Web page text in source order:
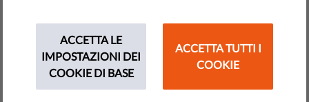
francese che vive al confine con...
by Italian Coalition for Civil Liberties and Rights
gennaio 16, 2017
ACCETTA LE
IMPOSTAZIONI DEI
COOKIE DI BASE
ACCETTA TUTTI I
COOKIE